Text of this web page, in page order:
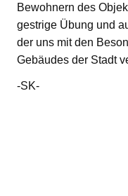
Bewohnern des
gestrige Übung und
der uns mit den
Gebäudes der Stadt
-SK-